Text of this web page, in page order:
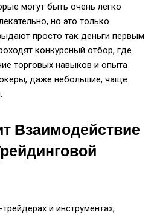
могут быть очень легко
но это только
просто так деньги первым
конкурсный отбор, где
торговых навыков и опыта
даже небольшие, чаще
Взаимодействие
и инструментах,